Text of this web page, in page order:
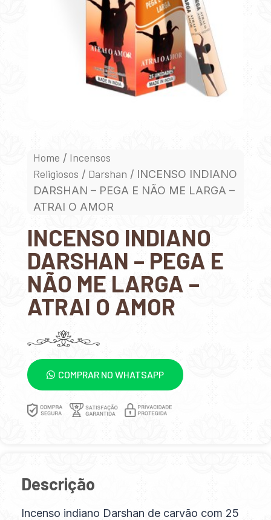
Home / Incensos
Religiosos / Darshan / INCENSO INDIANO
DARSHAN – PEGA E NÃO ME LARGA –
ATRAI O AMOR
INCENSO INDIANO
DARSHAN – PEGA E
NÃO ME LARGA –
ATRAI O AMOR
COMPRAR NO WHATSAPP
Descrição
Incenso indiano Darshan de carvão com 25